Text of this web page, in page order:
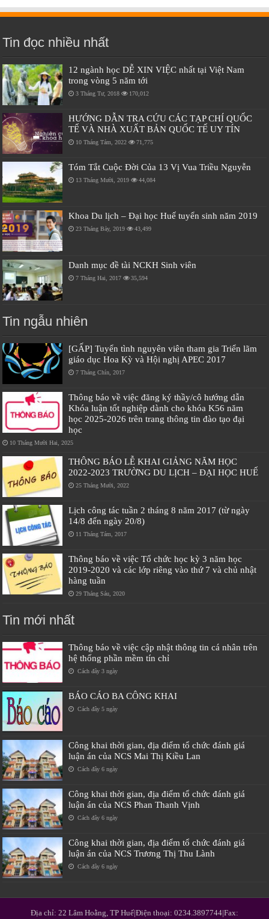
Tin đọc nhiều nhất
12 ngành học DỄ XIN VIỆC nhất tại Việt Nam
trong vòng 5 năm tới
3 Tháng Tư, 2018 170,012
HƯỚNG DẪN TRA CỨU CÁC TẠP CHÍ QUỐC
TẾ VÀ NHÀ XUẤT BẢN QUỐC TẾ UY TÍN
10 Tháng Tám, 2022 71,775
Tóm Tắt Cuộc Đời Của 13 Vị Vua Triều Nguyễn
13 Tháng Mười, 2019 44,084
Khoa Du lịch – Đại học Huế tuyển sinh năm 2019
23 Tháng Bảy, 2019 43,499
Danh mục đề tài NCKH Sinh viên
7 Tháng Hai, 2017 35,594
Tin ngẫu nhiên
[GẤP] Tuyển tình nguyên viên tham gia Triển lãm
giáo dục Hoa Kỳ và Hội nghị APEC 2017
7 Tháng Chín, 2017
Thông báo về việc đăng ký thầy/cô hướng dẫn
Khóa luận tốt nghiệp dành cho khóa K56 năm
học 2025-2026 trên trang thông tin đào tạo đại
học
10 Tháng Mười Hai, 2025
THÔNG BÁO LỄ KHAI GIẢNG NĂM HỌC
2022-2023 TRƯỜNG DU LỊCH – ĐẠI HỌC HUẾ
25 Tháng Mười, 2022
Lịch công tác tuần 2 tháng 8 năm 2017 (từ ngày
14/8 đến ngày 20/8)
11 Tháng Tám, 2017
Thông báo về việc Tổ chức học kỳ 3 năm học
2019-2020 và các lớp riêng vào thứ 7 và chủ nhật
hàng tuần
29 Tháng Sáu, 2020
Tin mới nhất
Thông báo về việc cập nhật thông tin cá nhân trên
hệ thống phần mềm tín chỉ
Cách đây 3 ngày
BÁO CÁO BA CÔNG KHAI
Cách đây 5 ngày
Công khai thời gian, địa điểm tổ chức đánh giá
luận án của NCS Mai Thị Kiều Lan
Cách đây 6 ngày
Công khai thời gian, địa điểm tổ chức đánh giá
luận án của NCS Phan Thanh Vịnh
Cách đây 6 ngày
Công khai thời gian, địa điểm tổ chức đánh giá
luận án của NCS Trương Thị Thu Lành
Cách đây 6 ngày
Địa chỉ: 22 Lâm Hoằng, TP Huế|Điện thoại: 0234.3897744|Fax: